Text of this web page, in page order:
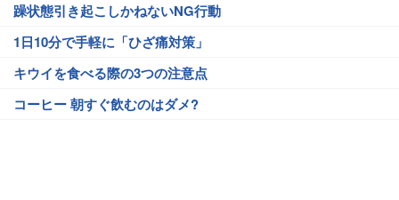
躁状態引き起こしかねないNG行動
1日10分で手軽に「ひざ痛対策」
キウイを食べる際の3つの注意点
コーヒー 朝すぐ飲むのはダメ?